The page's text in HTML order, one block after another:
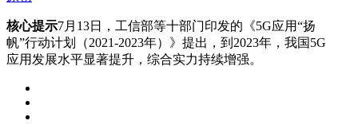
核心提示7月13日，工信部等十部门印发的《5G应用“扬
帆”行动计划（2021-2023年）》提出，到2023年，我国5G
应用发展水平显著提升，综合实力持续增强。